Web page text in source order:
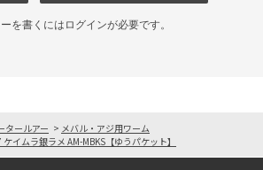
を書くには ログインが必要です。
タールアー > メバル・アジ用ワーム
イムラ銀ラメ AM-MBKS【ゆうパケット】